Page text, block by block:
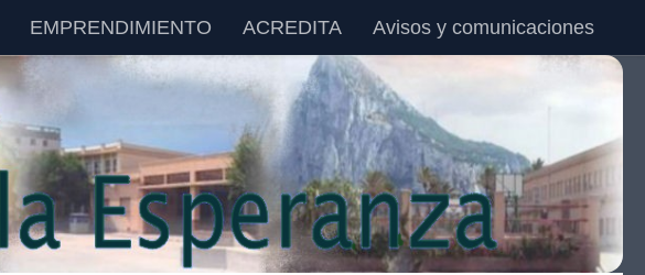
EMPRENDIMIENTO ACREDITA Avisos y comunicaciones